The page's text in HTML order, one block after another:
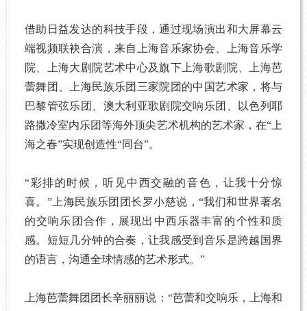
借助日益发达的科技手段，通过现场演出和大屏幕云
端视频联袂合演，来自上海音乐家协会、上海音乐学
院、上海大剧院艺术中心及旗下上海歌剧院、上海芭
蕾舞团、上海民族乐团三家院团的中国艺术家，将与
巴黎管弦乐团、澳大利亚歌剧院交响乐团、以色列耶
路撒冷室内乐团等海外顶尖艺术机构的艺术家，在“上
海之春”实现创造性“同台”。
“彩排的时候，听见中西交融的音色，让我十分惊
喜。”上海民族乐团团长罗小慈说，“我们和世界著名
的交响乐团合作，展现出中西乐器丰富的个性和质
感。短短几分钟的合奏，让我感受到音乐是跨越国界
的语言，沟通全球情感的艺术形式。”
上海芭蕾舞团团长辛丽丽说：“芭蕾和交响乐，上海和